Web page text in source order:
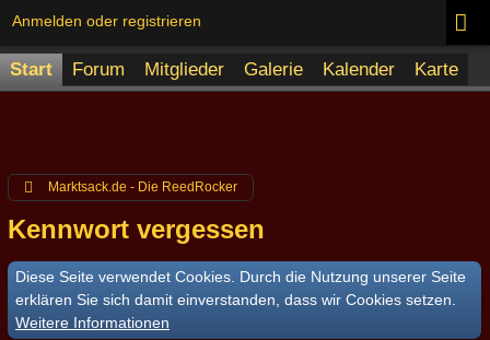
Anmelden oder registrieren
Start Forum Mitglieder Galerie Kalender Karte
Marktsack.de - Die ReedRocker
Kennwort vergessen
Diese Seite verwendet Cookies. Durch die Nutzung unserer Seite
erklären Sie sich damit einverstanden, dass wir Cookies setzen.
Weitere Informationen